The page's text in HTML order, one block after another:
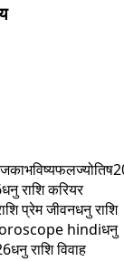
धनु राशि करियर
प्रेम जीवनधनु राशि
hindiधनु
धनु राशि विवाह